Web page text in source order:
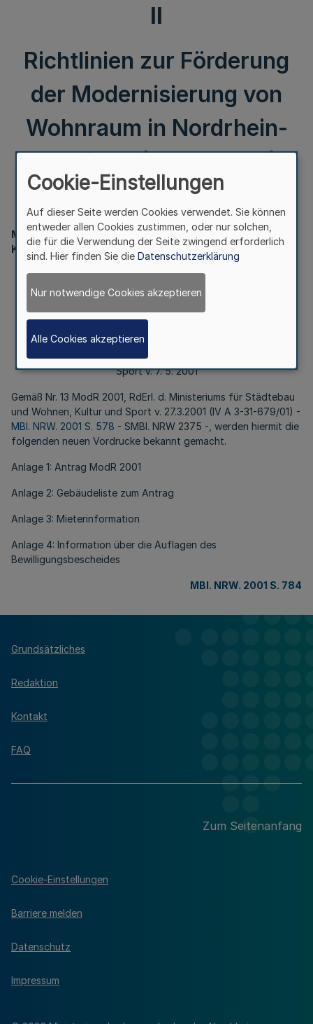
II
Richtlinien zur Förderung
der Modernisierung von
Wohnraum in Nordrhein-
Westfalen (ModR 2001);
II.
Ministerium für Städtebau und Wohnen,
Kultur und Sport
Richtlinien zur Förderung
der Modernisierung von Wohnraum
Bek. d. Ministeriums für Städtebau und Wohnen, Kultur und
Sport v. 7. 5. 2001
Gemäß Nr. 13 ModR 2001, RdErl. d. Ministeriums für Städtebau
und Wohnen, Kultur und Sport v. 27.3.2001 (IV A 3-31-679/01) -
MBl. NRW. 2001 S. 578 - SMBl. NRW 2375 -, werden hiermit die
folgenden neuen Vordrucke bekannt gemacht.
Anlage 1: Antrag ModR 2001
Anlage 2: Gebäudeliste zum Antrag
Anlage 3: Mieterinformation
Anlage 4: Information über die Auflagen des
Bewilligungsbescheides
MBl. NRW. 2001 S. 784
Grundsätzliches
Redaktion
Kontakt
FAQ
Zum Seitenanfang
Cookie-Einstellungen
Barriere melden
Datenschutz
Impressum
Cookie-Einstellungen
Auf dieser Seite werden Cookies verwendet. Sie können
entweder allen Cookies zustimmen, oder nur solchen,
die für die Verwendung der Seite zwingend erforderlich
sind. Hier finden Sie die Datenschutzerklärung
Nur notwendige Cookies akzeptieren
Alle Cookies akzeptieren